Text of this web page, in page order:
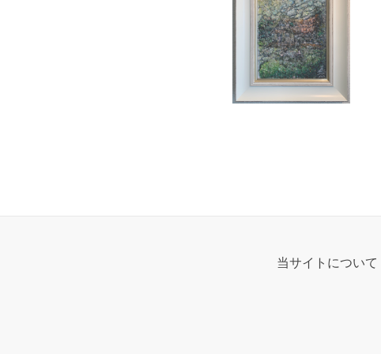
当サイトについて